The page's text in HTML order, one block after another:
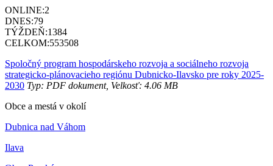
ONLINE:2
DNES:79
TÝŽDEŇ:1384
CELKOM:553508
Spoločný program hospodárskeho rozvoja a sociálneho rozvoja
strategicko-plánovacieho regiónu Dubnicko-Ilavsko pre roky 2025-
2030 Typ: PDF dokument, Velkosť: 4.06 MB
Obce a mestá v okolí
Dubnica nad Váhom
Ilava